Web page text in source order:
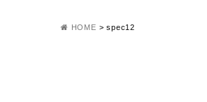
HOME >spec12